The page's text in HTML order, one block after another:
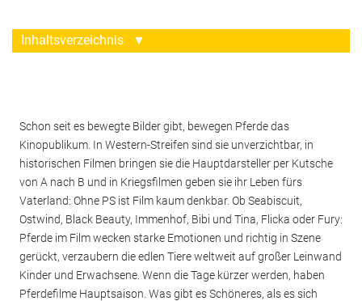
Inhaltsverzeichnis ▼
Schon seit es bewegte Bilder gibt, bewegen Pferde das
Kinopublikum. In Western-Streifen sind sie unverzichtbar, in
historischen Filmen bringen sie die Hauptdarsteller per Kutsche
von A nach B und in Kriegsfilmen geben sie ihr Leben fürs
Vaterland: Ohne PS ist Film kaum denkbar. Ob Seabiscuit,
Ostwind, Black Beauty, Immenhof, Bibi und Tina, Flicka oder Fury:
Pferde im Film wecken starke Emotionen und richtig in Szene
gerückt, verzaubern die edlen Tiere weltweit auf großer Leinwand
Kinder und Erwachsene. Wenn die Tage kürzer werden, haben
Pferdefilme Hauptsaison. Was gibt es Schöneres, als es sich